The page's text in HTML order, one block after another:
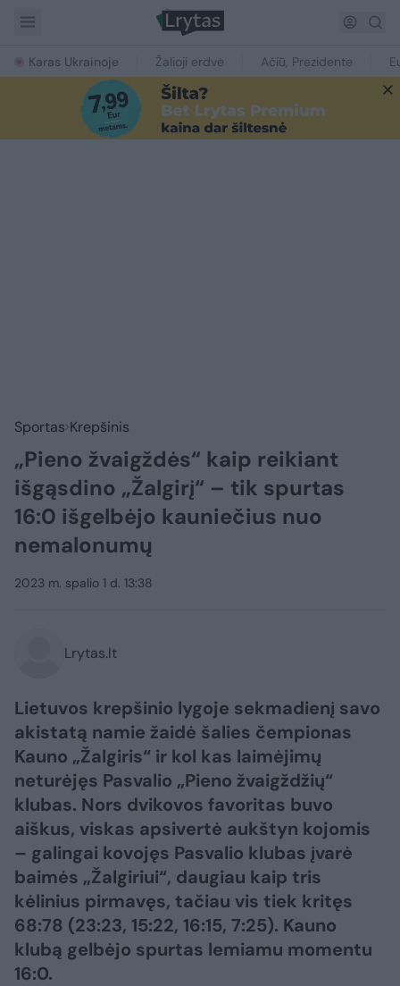
Karas Ukrainoje Žalioji erdvė Ačiū, Prezidente
Sportas Krepšinis
„Pieno žvaigždės“ kaip reikiant
išgąsdino „Žalgirį“ – tik spurtas
16:0 išgelbėjo kauniečius nuo
nemalonumų
2023 m. spalio 1 d. 13:38
Lrytas.lt
Lietuvos krepšinio lygoje sekmadienį savo
akistatą namie žaidė šalies čempionas
Kauno „Žalgiris“ ir kol kas laimėjimų
neturėjęs Pasvalio „Pieno žvaigždžių“
klubas. Nors dvikovos favoritas buvo
aiškus, viskas apsivertė aukštyn kojomis
– galingai kovojęs Pasvalio klubas įvarė
baimės „Žalgiriui“, daugiau kaip tris
kėlinius pirmavęs, tačiau vis tiek kritęs
68:78 (23:23, 15:22, 16:15, 7:25). Kauno
klubą gelbėjo spurtas lemiamu momentu
16:0.